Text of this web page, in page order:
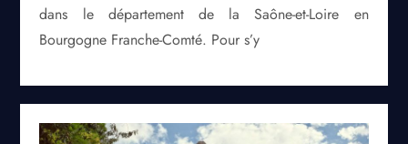
dans le département de la Saône-et-Loire en
Bourgogne Franche-Comté. Pour s’y